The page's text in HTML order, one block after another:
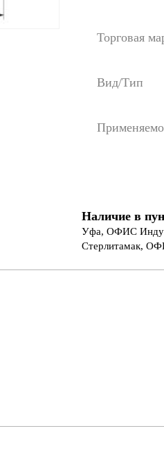
Торговая
Вид/Тип
Наличие в
Уфа, ОФИС
Стерлитамак,